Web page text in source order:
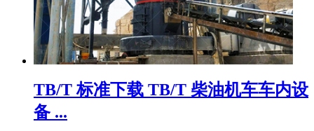
TB/T 标准下载 TB/T 柴油机车车内设
备 ...